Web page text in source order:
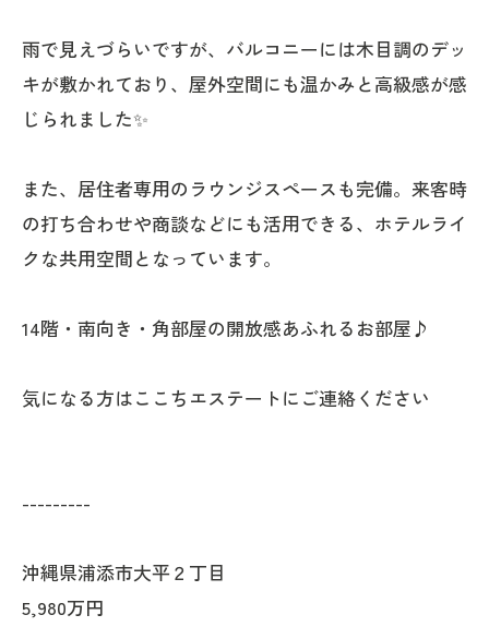
雨で見えづらいですが、バルコニーには木目調のデッ
キが敷かれており、屋外空間にも温かみと高級感が感
じられました✨
また、居住者専用のラウンジスペースも完備。来客時
の打ち合わせや商談などにも活用できる、ホテルライ
クな共用空間となっています。
14階・南向き・角部屋の開放感あふれるお部屋♪
気になる方はここちエステートにご連絡ください
---------
沖縄県浦添市大平２丁目
5,980万円